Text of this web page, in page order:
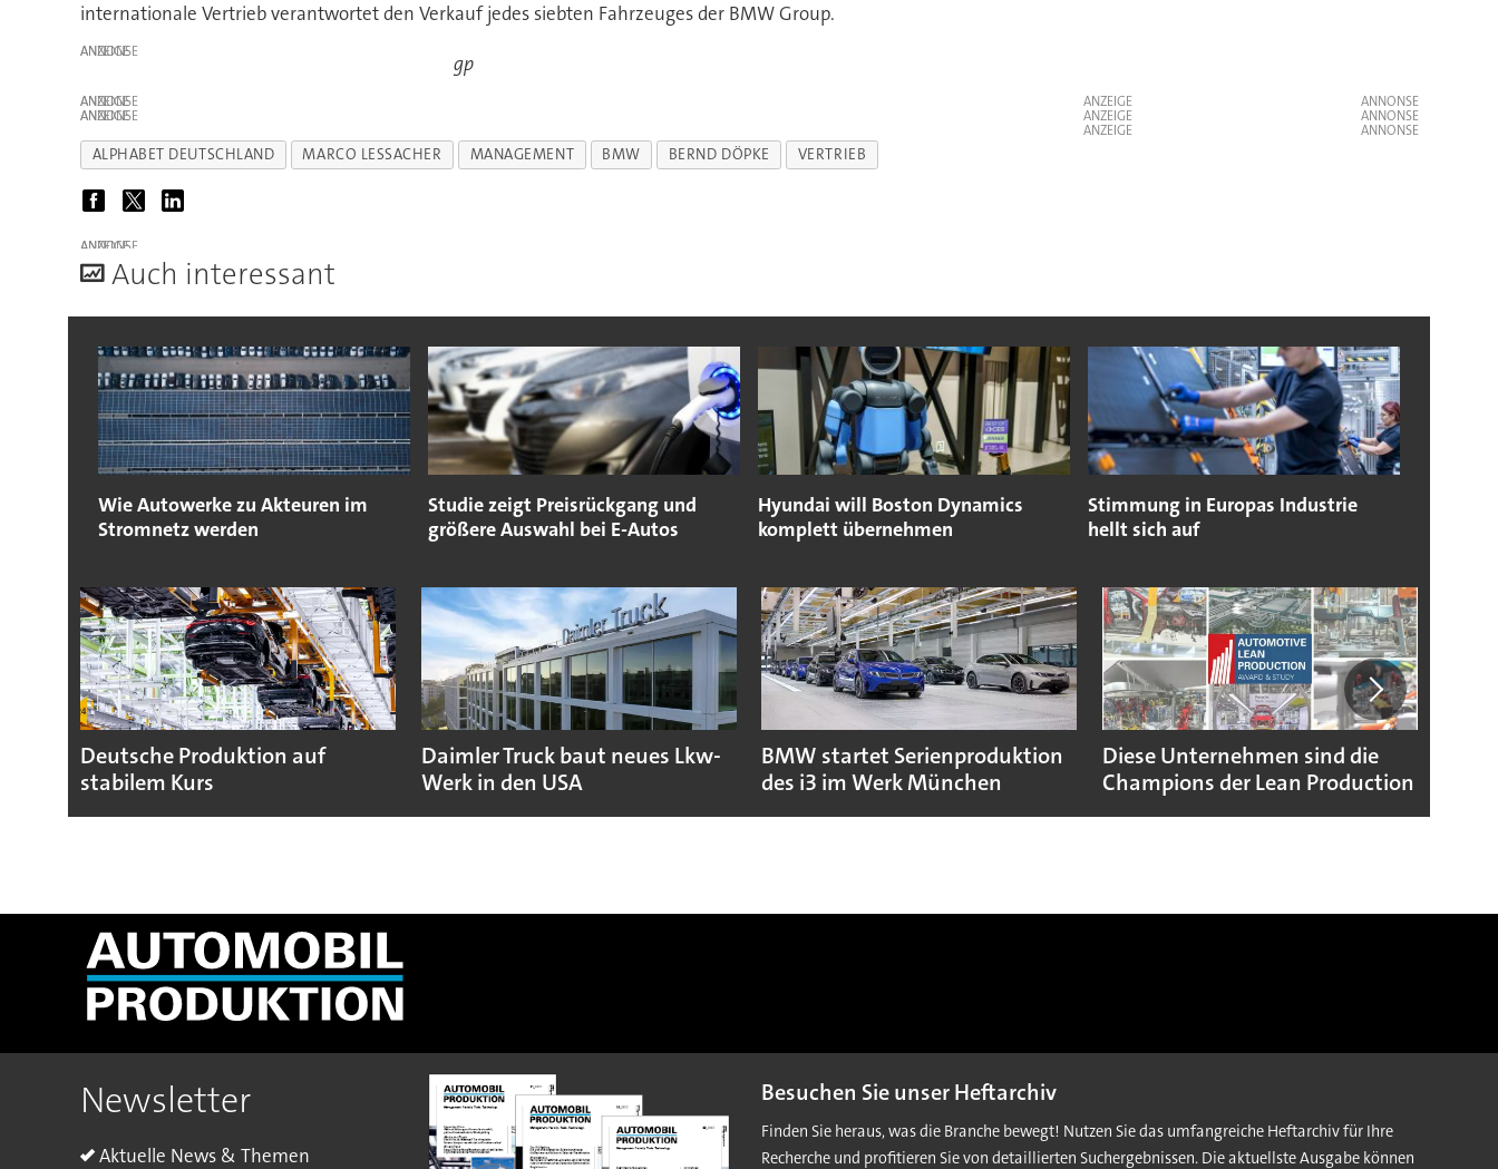
internationale Vertrieb verantwortet den Verkauf jedes siebten Fahrzeuges der BMW Group.
ANZEIGE gp
ANZEIGE
ANZEIGE
ANZEIGE
ANZEIGE
ANZEIGE
ALPHABET DEUTSCHLAND MARCO LESSACHER MANAGEMENT BMW BERND DÖPKE VERTRIEB
ANZEIGE
Auch interessant
Wie Autowerke zu Akteuren im
Stromnetz werden
Studie zeigt Preisrückgang und
größere Auswahl bei E-Autos
Hyundai will Boston Dynamics
komplett übernehmen
Stimmung in Europas Industrie
hellt sich auf
Deutsche Produktion auf
stabilem Kurs
Daimler Truck baut neues Lkw-
Werk in den USA
BMW startet Serienproduktion
des i3 im Werk München
Diese Unternehmen sind die
Champions der Lean Production
Newsletter
Aktuelle News & Themen
Besuchen Sie unser Heftarchiv
Finden Sie heraus, was die Branche bewegt! Nutzen Sie das umfangreiche Heftarchiv für Ihre
Recherche und profitieren Sie von detaillierten Suchergebnissen. Die aktuellste Ausgabe können